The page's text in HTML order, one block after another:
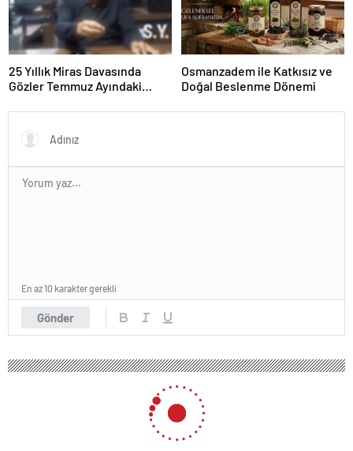
25 Yıllık Miras Davasında
Gözler Temmuz Ayındaki
Osmanzadem ile Katkısız ve
Doğal Beslenme Dönemi
Gönder
En az 10 karakter gerekli